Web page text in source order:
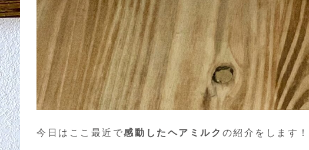
今日はここ最近で感動したヘアミルク の紹介をします！